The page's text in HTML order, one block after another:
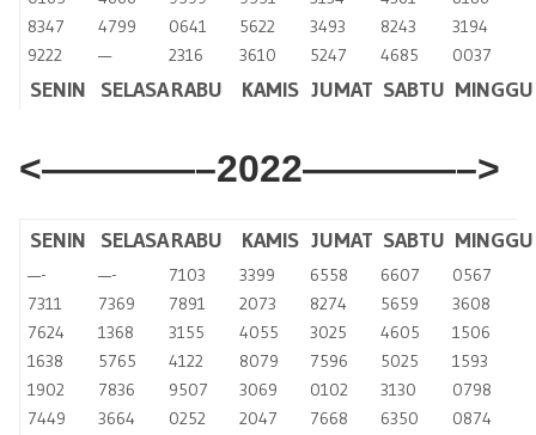
8347
4799 0641 5622 3493 8243
3194
9222
— 2316 3610 5247 4685 0037
SENIN SELASARABU KAMIS JUMAT SABTU MINGGU
<————–2022————–>
SENIN SELASARABU KAMIS JUMAT SABTU MINGGU
—- —- 7103 3399 6558 6607
0567
7311
7369 7891 2073 8274 5659
3608
7624
1368 3155 4055 3025 4605
1506
1638
5765 4122 8079 7596 5025
1593
1902
7836 9507 3069 0102 3130
0798
7449
3664 0252 2047 7668 6350
0874